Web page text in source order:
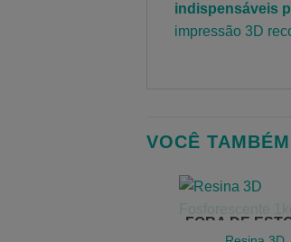
indispensáveis
impressão 3D
VOCÊ
FORA DE